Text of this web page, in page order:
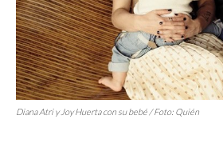
Diana Atri y Joy Huerta con su bebé / Foto: Quién